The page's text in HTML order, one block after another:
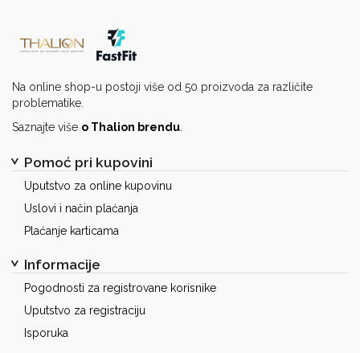
Na online shop-u postoji više od 50 proizvoda za različite
problematike.
Saznajte više o Thalion brendu
Pomoć pri kupovini
Uputstvo za online kupovinu
Uslovi i način plaćanja
Plaćanje karticama
Informacije
Pogodnosti za registrovane korisnike
Uputstvo za registraciju
Isporuka